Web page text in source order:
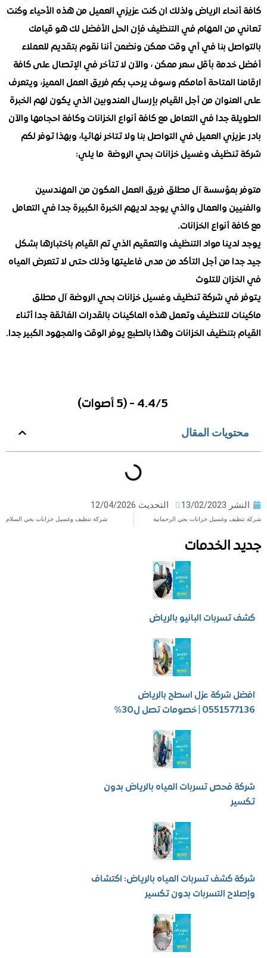
الرياض ولذلك ان كنت عزيزي العميل من هذه الأحياء وكنت
المهام في التنظيف فإن الحل الأفضل لك هو قيامك
بنا في أي وقت ممكن ونضمن أننا نقوم بتقديم للعملاء
بأقل سعر ممكن ، والآن لا تتأخر في الإتصال على كافة
المتاحة أمامكم وسوف يرحب بكم فريق العمل المميز، ويتعرف
من أجل القيام بإرسال المندوبين الذي يكون لهم الخبرة
جدا في التعامل مع كافة أنواع الخزانات وكافة احجامها والآن
العميل في التواصل بنا ولا تتاخر نهائيا، وبهذا توفر لكم
وغسيل خزانات بحي الروضة ما يلي:
آل مطلق فريق العمل المكون من المهندسين
والعمال والذي يوجد لديهم الخبرة الكبيرة جدا في التعامل
أنواع الخزانات.
مواد التنظيف والتعقيم الذي تم القيام باختبارها بشكل
من أجل التأكد من مدى فاعليتها وذلك حتى لا تتعرض المياه
للتلوث
في شركة تنظيف وغسيل خزانات بحي الروضة آل مطلق
للتنظيف وتعمل هذه الماكينات بالقدرات الفائقة جدا أثناء
بتنظيف الخزانات وهذا بالطبع يوفر الوقت والمجهود الكبير جدا.
المقال
13/02/2023 التحديث 12/04/2026
وغسيل خزانات بحي الرحمانية شركة تنظيف وغسيل خزانات بحي السلام
الخدمات
البانيو بالرياض
شركة عزل اسطح بالرياض
| خصومات تصل ل30%
فحص تسربات المياه بالرياض بدون
كشف تسربات المياه بالرياض: اكتشاف
التسربات بدون تكسير